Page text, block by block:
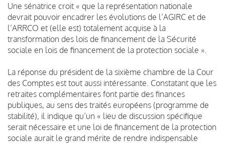
Une sénatrice croit « que la représentation nationale
devrait pouvoir encadrer les évolutions de l’AGIRC et de
l’ARRCO et (elle est) totalement acquise à la
transformation des lois de financement de la Sécurité
sociale en lois de financement de la protection sociale ».
La réponse du président de la sixième chambre de la Cour
des Comptes est tout aussi intéressante. Constatant que les
retraites complémentaires font partie des finances
publiques, au sens des traités européens (programme de
stabilité), il indique qu’un « lieu de discussion spécifique
serait nécessaire et une loi de financement de la protection
sociale aurait le grand mérite de rendre indispensable